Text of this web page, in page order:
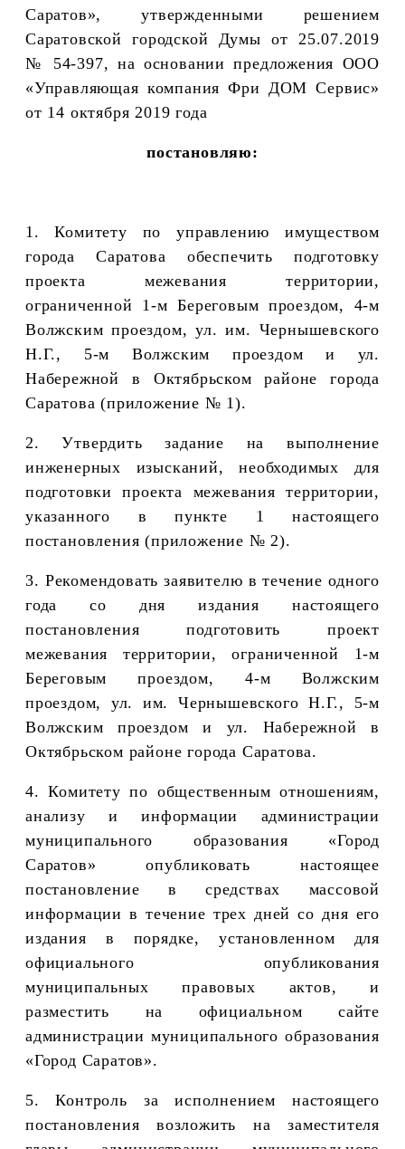
Саратов», утвержденными решением
Саратовской городской Думы от 25.07.2019
№ 54-397, на основании предложения ООО
«Управляющая компания Фри ДОМ Сервис»
от 14 октября 2019 года
постановляю:
1. Комитету по управлению имуществом
города Саратова обеспечить подготовку
проекта межевания территории,
ограниченной 1-м Береговым проездом, 4-м
Волжским проездом, ул. им. Чернышевского
Н.Г., 5-м Волжским проездом и ул.
Набережной
в Октябрьском районе города
Саратова (приложение № 1).
2.Утвердить задание на выполнение
инженерных изысканий, необходимых для
подготовки проекта межевания территории,
указанного в пункте 1 настоящего
постановления (приложение № 2).
3. Рекомендовать заявителю в течение одного
года со дня издания настоящего
постановления подготовитьпроект
межевания территории, ограниченной 1-м
Береговым проездом, 4-м Волжским
проездом, ул. им. Чернышевского Н.Г., 5-м
Волжским проездом и ул. Набережной в
Октябрьском районе города Саратова.
4. Комитету по общественным отношениям,
анализу и информации администрации
муниципального образования «Город
Саратов» опубликовать настоящее
постановление в средствах массовой
информации в течение трех дней со дня его
издания в порядке, установленном для
официального опубликования
муниципальных правовых актов, и
разместить на официальном сайте
администрации муниципального образования
«Город Саратов».
5. Контроль за исполнением настоящего
постановления возложить на заместителя